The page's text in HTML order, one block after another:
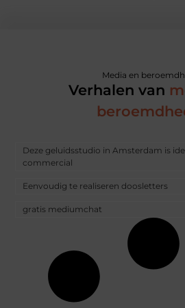
Media en
Verhalen van
Deze geluidsstudio in Amsterdam is
commercial
Eenvoudig te realiseren doosletters
gratis mediumchat